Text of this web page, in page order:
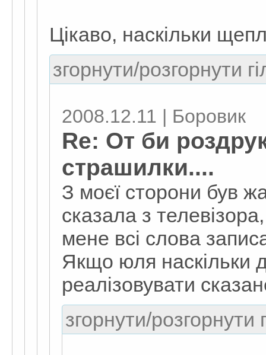
Цікаво, наскільки
згорнути/розгорнути
2008.12.11 | Боровик
Re: От би
страшилки....
З моєї сторони був
сказала з
мене всі слова
Якщо юля наскільки
реалізовувати
згорнути/розгорнути